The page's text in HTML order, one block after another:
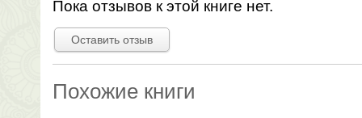
Пока отзывов к этой книге нет.
Оставить отзыв
Похожие книги